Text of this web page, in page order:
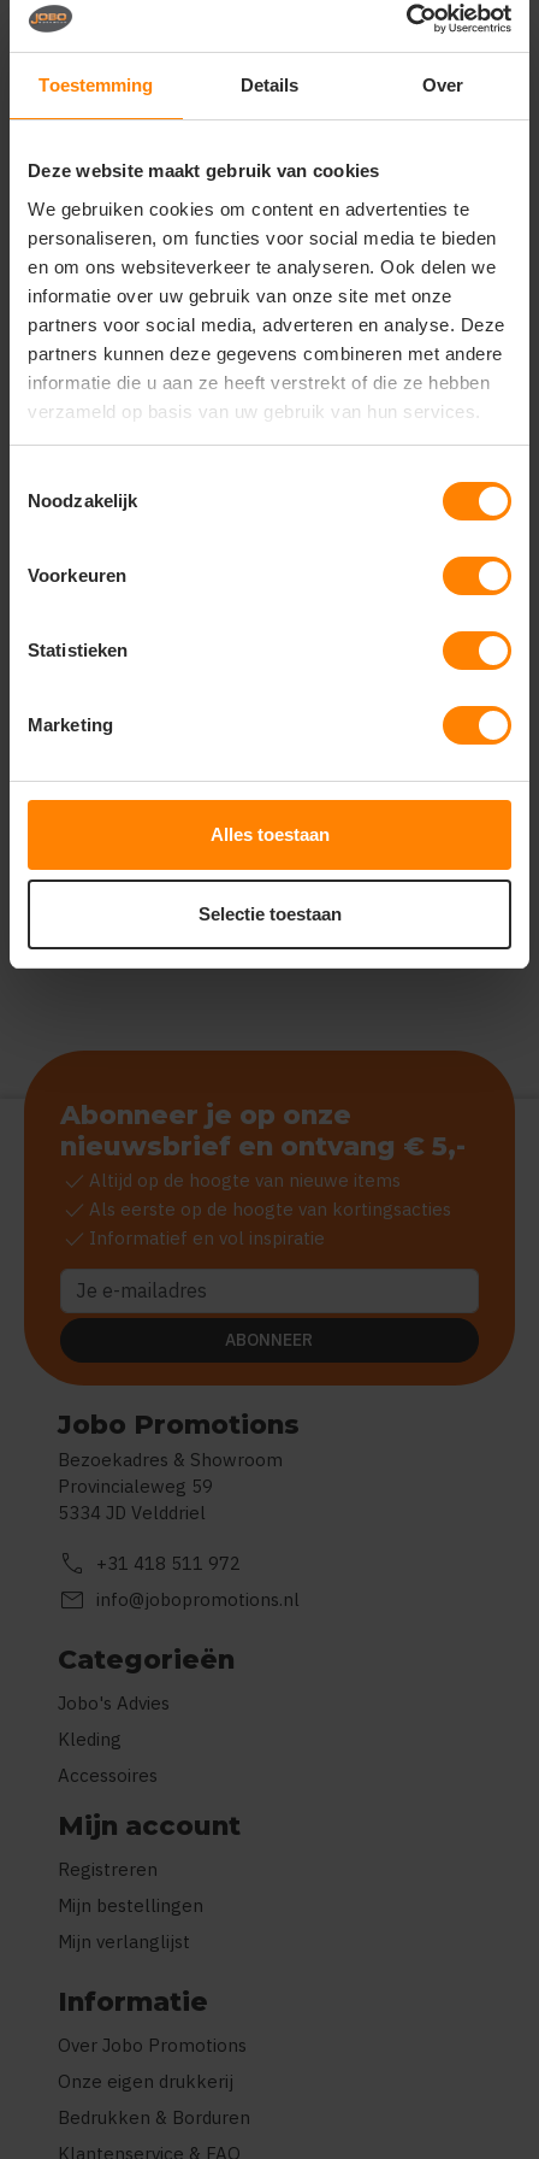
Toestemming Details Over
Deze website maakt gebruik van cookies
We gebruiken cookies om content en advertenties te
personaliseren, om functies voor social media te bieden
en om ons websiteverkeer te analyseren. Ook delen we
informatie over uw gebruik van onze site met onze
partners voor social media, adverteren en analyse. Deze
partners kunnen deze gegevens combineren met andere
informatie die u aan ze heeft verstrekt of die ze hebben
verzameld op basis van uw gebruik van hun services.
Noodzakelijk
Voorkeuren
Statistieken
Marketing
Alles toestaan
Selectie toestaan
Vragen? Neem contact
op met onze
call +31(0)418 511 972
mail info@jobopromotions.nl
store Bezoek onze showroom:
Provincialeweg 59 - Velddriel
Dit vind je misschien ook leuk
Items van productcarrousel
ROLY
PERSONALISEER
639
PERSONALISEER
Jobo Promotions
Bezoekadres & Showroom
Provincialeweg 59
5334 JD Velddriel
call +31 418 511 972
mail info@jobopromotions.nl
Categorieën
Jobo's Advies
Kleding
Accessoires
Mijn account
Registreren
Mijn bestellingen
Mijn verlanglijst
Informatie
Over Jobo Promotions
Onze eigen drukkerij
Bedrukken & Borduren
Klantenservice & FAQ
Abonneer je op onze
nieuwsbrief en ontvang € 5,-
check Altijd op de hoogte van nieuwe items
check Als eerste op de hoogte van kortingsacties
check Informatief en vol inspiratie
ABONNEER